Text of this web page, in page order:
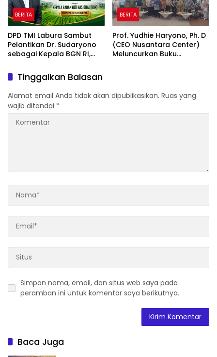
BERITA
DPD TMI Labura Sambut
Pelantikan Dr. Sudaryono
sebagai Kepala BGN RI,
Ketahanan Pangan dan
Gizi Nasional
BERITA
Prof. Yudhie Haryono, Ph. D
(CEO Nusantara Center)
Meluncurkan Buku
Simposium Nasional
bertema “Urgensi Undang-
Tinggalkan Balasan
Alamat email Anda tidak akan dipublikasikan. Ruas yang
wajib ditandai *
Simpan nama, email, dan situs web saya pada
peramban ini untuk komentar saya berikutnya.
Baca Juga